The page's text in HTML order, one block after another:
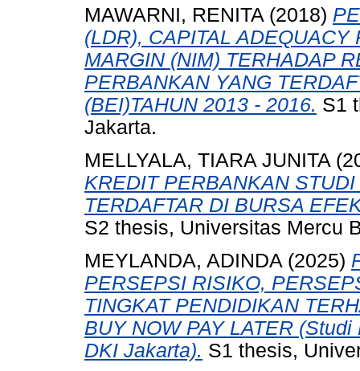
MAWARNI, RENITA (2018)
(LDR), CAPITAL
MARGIN (NIM) TERHADAP
PERBANKAN YANG
(BEI)TAHUN 2013 - 2016. S1
Jakarta.
MELLYALA, TIARA JUNITA
KREDIT PERBANKAN
TERDAFTAR DI BURSA
S2 thesis, Universitas Mercu
MEYLANDA, ADINDA (2025)
PERSEPSI RISIKO,
TINGKAT PENDIDIKAN
BUY NOW PAY LATER
DKI Jakarta). S1 thesis,